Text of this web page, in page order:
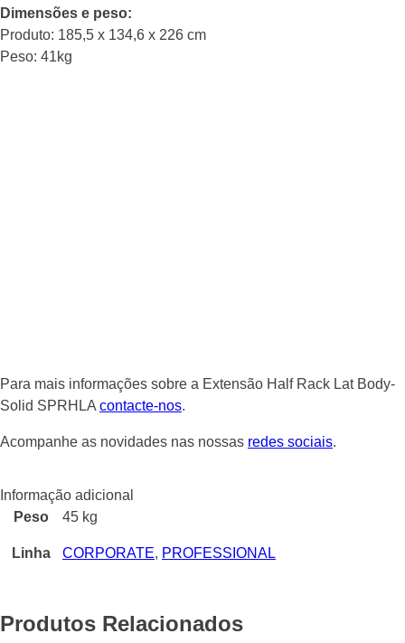
Dimensões e peso:
Produto: 185,5 x 134,6 x 226 cm
Peso: 41kg
Para mais informações sobre a Extensão Half Rack Lat Body-
Solid SPRHLAcontacte-nos.
Acompanhe as novidades nas nossas redes sociais.
Informação adicional
Peso
45 kg
Linha CORPORATE, PROFESSIONAL
Produtos Relacionados